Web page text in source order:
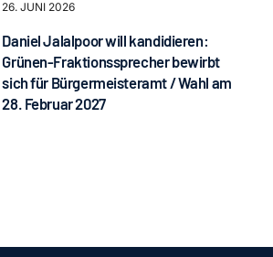
26. JUNI 2026
Daniel Jalalpoor will kandidieren:
Grünen-Fraktionssprecher bewirbt
sich für Bürgermeisteramt / Wahl am
28. Februar 2027